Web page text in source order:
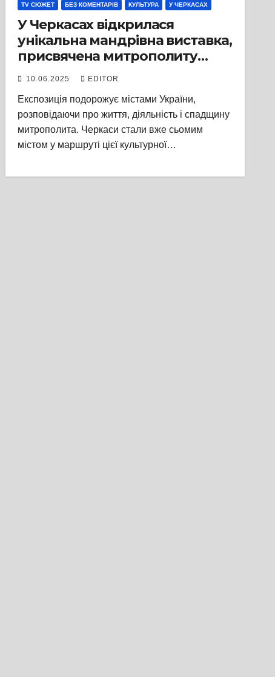
TV СЮЖЕТ БЕЗ КОМЕНТАРІВ КУЛЬТУРА У ЧЕРКАСАХ
У Черкасах відкрилася
унікальна мандрівна виставка,
присвячена митрополиту
Андрею Шептицькому —
видатному українському
духовному лідеру та меценату
10.06.2025 EDITOR
Експозиція подорожує містами України,
розповідаючи про життя, діяльність і спадщину
митрополита. Черкаси стали вже сьомим
містом у маршруті цієї культурної…